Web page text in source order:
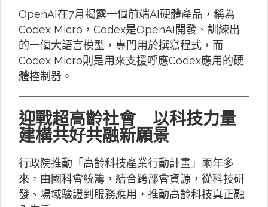
OpenAI在7月揭露一個前端AI硬體產品，稱為
Codex Micro，Codex是OpenAI開發、訓練出
的一個大語言模型，專門用於撰寫程式，而
Codex Micro則是用來支援呼應Codex應用的硬
體控制器。
迎戰超高齡社會 以科技力量
建構共好共融新願景
行政院推動「高齡科技產業行動計畫」兩年多
來，由國科會統籌，結合跨部會資源，從科技研
發、場域驗證到服務應用，推動高齡科技真正融